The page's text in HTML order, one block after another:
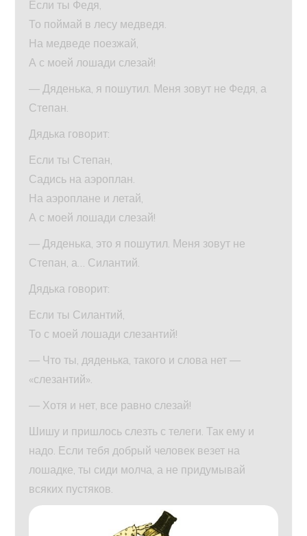
Если ты Федя,
То поймай в лесу медведя.
На медведе поезжай,
А с моей лошади слезай!
— Дяденька, я пошутил. Меня зовут не Федя, а
Степан.
Дядька говорит:
Если ты Степан,
Садись на аэроплан.
На аэроплане и летай,
А с моей лошади слезай!
— Дяденька, это я пошутил. Меня зовут не
Степан, а… Силантий.
Дядька говорит:
Если ты Силантий,
То с моей лошади слезантий!
— Что ты, дяденька, такого и слова нет —
«слезантий».
— Хотя и нет, все равно слезай!
Шишу и пришлось слезть с телеги. Так ему и
надо. Если тебя добрый человек везет на
лошадке, ты сиди молча, а не придумывай
всяких пустяков.